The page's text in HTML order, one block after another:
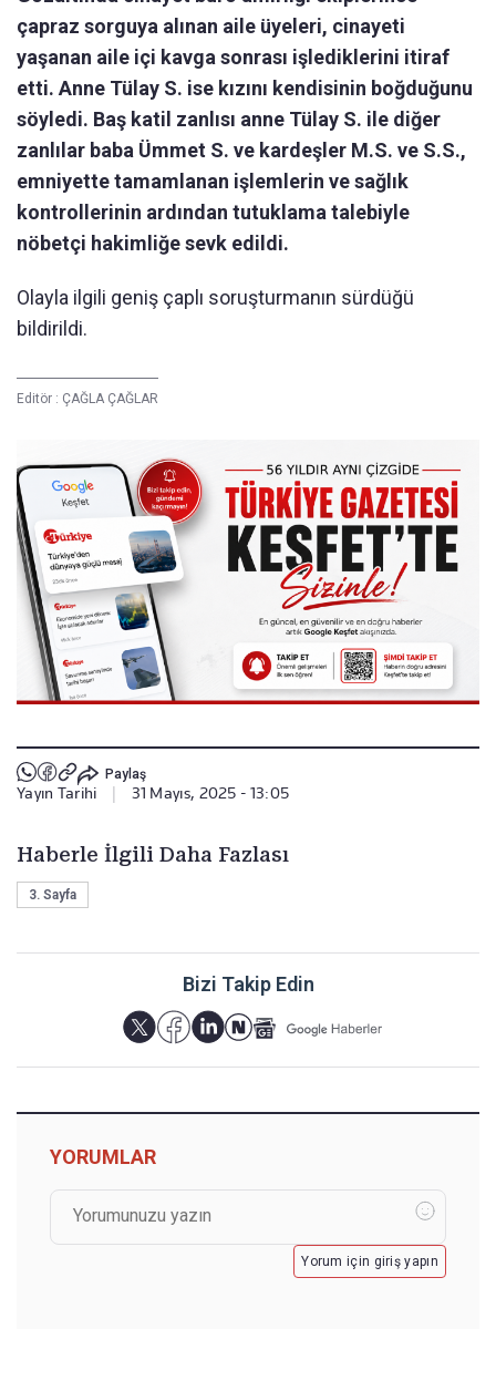
çapraz sorguya alınan aile üyeleri, cinayeti
yaşanan aile içi kavga sonrası işlediklerini itiraf
etti. Anne Tülay S. ise kızını kendisinin boğduğunu
söyledi. Baş katil zanlısı anne Tülay S. ile diğer
zanlılar baba Ümmet S. ve kardeşler M.S. ve S.S.,
emniyette tamamlanan işlemlerin ve sağlık
kontrollerinin ardından tutuklama talebiyle
nöbetçi hakimliğe sevk edildi.
Olayla ilgili geniş çaplı soruşturmanın sürdüğü
bildirildi.
Editör : ÇAĞLA ÇAĞLAR
Paylaş
Yayın Tarihi 31 Mayıs, 2025 - 13:05
Haberle İlgili Daha Fazlası
3. Sayfa
Bizi Takip Edin
YORUMLAR
Yorum için giriş yapın